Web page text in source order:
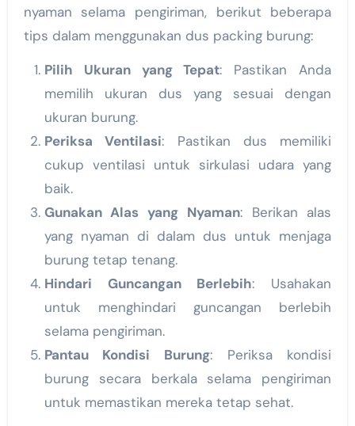
nyaman selama pengiriman, berikut beberapa
tips dalam menggunakan dus packing burung:
Pilih Ukuran yang Tepat: Pastikan Anda
memilih ukuran dus yang sesuai dengan
ukuran burung.
Periksa Ventilasi: Pastikan dus memiliki
cukup ventilasi untuk sirkulasi udara yang
baik.
Gunakan Alas yang Nyaman: Berikan alas
yang nyaman di dalam dus untuk menjaga
burung tetap tenang.
Hindari Guncangan Berlebih: Usahakan
untuk menghindari guncangan berlebih
selama pengiriman.
Pantau Kondisi Burung: Periksa kondisi
burung secara berkala selama pengiriman
untuk memastikan mereka tetap sehat.